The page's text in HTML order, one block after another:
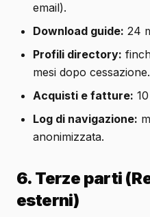
email).
Download guide: 24
Profili directory:
mesi dopo cessazione.
Acquisti e fatture:
Log di navigazione:
anonimizzata.
6. Terze parti
esterni)